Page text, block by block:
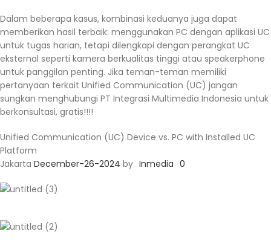
Dalam beberapa kasus, kombinasi keduanya juga dapat
memberikan hasil terbaik: menggunakan PC dengan aplikasi UC
untuk tugas harian, tetapi dilengkapi dengan perangkat UC
eksternal seperti kamera berkualitas tinggi atau speakerphone
untuk panggilan penting. Jika teman-teman memiliki
pertanyaan terkait Unified Communication (UC) jangan
sungkan menghubungi PT Integrasi Multimedia Indonesia untuk
berkonsultasi, gratis!!!!
Unified Communication (UC) Device vs. PC with Installed UC
Platform
Jakarta December-26-2024 by Inmedia 0